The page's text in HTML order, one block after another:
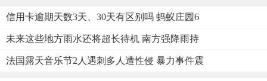
信用卡逾期天数3天、30天有区别吗 蚂蚁庄园6
未来这些地方雨水还将超长待机 南方强降雨持
法国露天音乐节2人遇刺多人遭性侵 暴力事件震